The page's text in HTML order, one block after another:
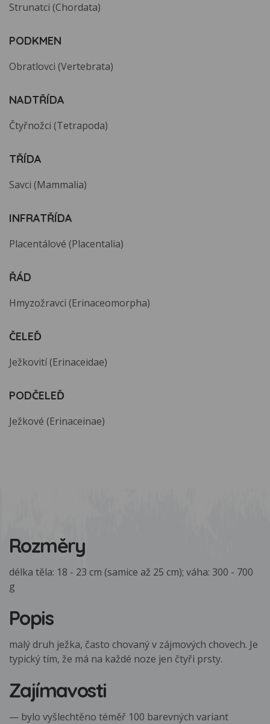
Strunatci (Chordata)
PODKMEN
Obratlovci (Vertebrata)
NADTŘÍDA
Čtyřnožci (Tetrapoda)
TŘÍDA
Savci (Mammalia)
INFRATŘÍDA
Placentálové (Placentalia)
ŘÁD
Hmyzožravci (Erinaceomorpha)
ČELEĎ
Ježkovití (Erinaceidae)
PODČELEĎ
Ježkové (Erinaceinae)
Rozměry
délka těla: 18 - 23 cm (samice až 25 cm); váha: 300 - 700
g
Popis
malý druh ježka, často chovaný v zájmových chovech. Je
typický tím, že má na každé noze jen čtyři prsty.
Zajímavosti
— bylo vyšlechtěno téměř 100 barevných variant